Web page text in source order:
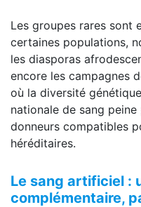
Les groupes rares sont
certaines populations,
les diasporas
encore les campagnes
où la diversité
nationale de sang
donneurs compatibles
héréditaires.
Le sang artificiel :
complémentaire,